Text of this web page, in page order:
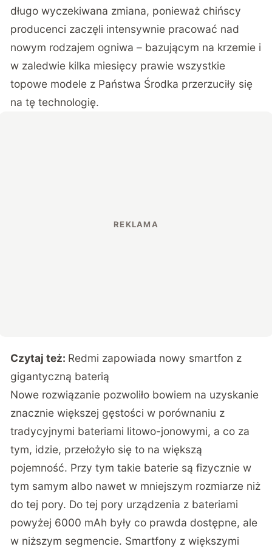
długo wyczekiwana zmiana, ponieważ chińscy
producenci zaczęli intensywnie pracować nad
nowym rodzajem ogniwa – bazującym na krzemie i
w zaledwie kilka miesięcy prawie wszystkie
topowe modele z Państwa Środka przerzuciły się
na tę technologię.
Czytaj też: Redmi zapowiada nowy smartfon z
gigantyczną baterią
Nowe rozwiązanie pozwoliło bowiem na uzyskanie
znacznie większej gęstości w porównaniu z
tradycyjnymi bateriami litowo-jonowymi, a co za
tym, idzie, przełożyło się to na większą
pojemność. Przy tym takie baterie są fizycznie w
tym samym albo nawet w mniejszym rozmiarze niż
do tej pory. Do tej pory urządzenia z bateriami
powyżej 6000 mAh były co prawda dostępne, ale
w niższym segmencie. Smartfony z większymi